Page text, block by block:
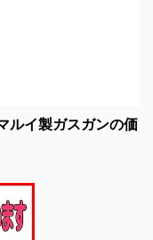
ルイ製ガスガンの価